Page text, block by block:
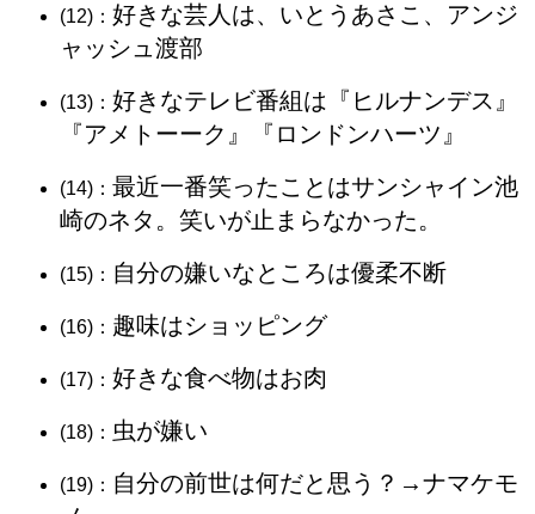
(12)： 好きな芸人は、いとうあさこ、アンジ
ャッシュ渡部
(13)： 好きなテレビ番組は『ヒルナンデス』
『アメトーーク』『ロンドンハーツ』
(14)： 最近一番笑ったことはサンシャイン池
崎のネタ。笑いが止まらなかった。
(15)： 自分の嫌いなところは優柔不断
(16)： 趣味はショッピング
(17)： 好きな食べ物はお肉
(18)： 虫が嫌い
(19)： 自分の前世は何だと思う？→ナマケモ